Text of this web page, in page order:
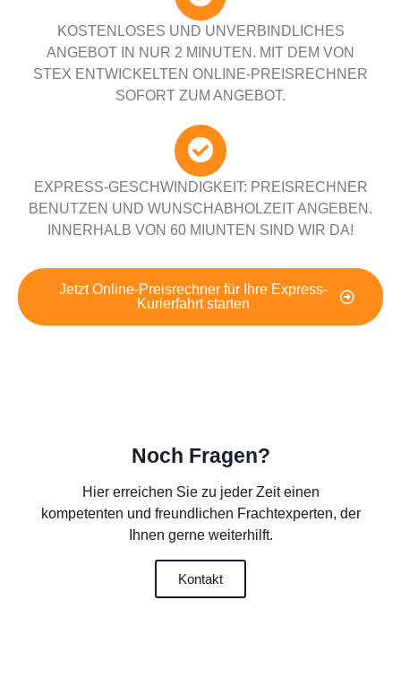
KOSTENLOSES UND UNVERBINDLICHES
ANGEBOT IN NUR 2 MINUTEN. MIT DEM VON
STEX ENTWICKELTEN ONLINE-PREISRECHNER
SOFORT ZUM ANGEBOT.
EXPRESS-GESCHWINDIGKEIT: PREISRECHNER
BENUTZEN UND WUNSCHABHOLZEIT ANGEBEN.
INNERHALB VON 60 MIUNTEN SIND WIR DA!
Jetzt Online-Preisrechner für Ihre Express-
Kurierfahrt starten
Noch Fragen?
Hier erreichen Sie zu jeder Zeit einen
kompetenten und freundlichen Frachtexperten, der
Ihnen gerne weiterhilft.
Kontakt